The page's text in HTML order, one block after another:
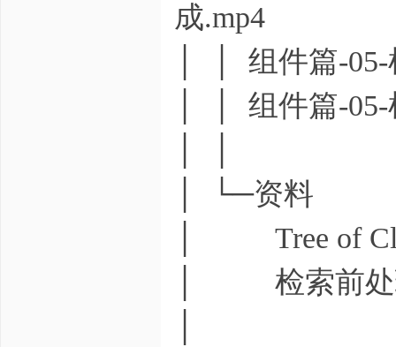
成.mp4
│ │ 组件篇-05-
│ │ 组件篇-05-
│ └─资料
│ Tree of
│ 检索前处